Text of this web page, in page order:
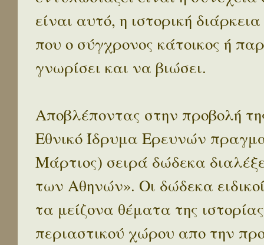
είναι αυτό, η ιστορική
που ο σύγχρονος κάτοικος ή
γνωρίσει και να βιώσει.
Αποβλέποντας στην προβολή
Εθνικό Ίδρυμα Ερευνών
Μάρτιος) σειρά δώδεκα
των Αθηνών». Οι δώδεκα
τα μείζονα θέματα της
περιαστικού χώρου απο την